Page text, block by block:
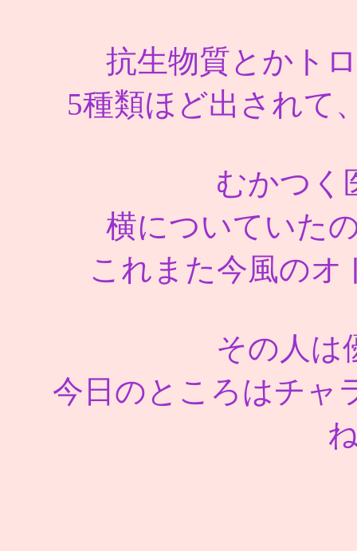
抗生物質とかト
5種類ほど出されて
むかつく
横についていた
これまた今風の
その人は
今日のところはチャ